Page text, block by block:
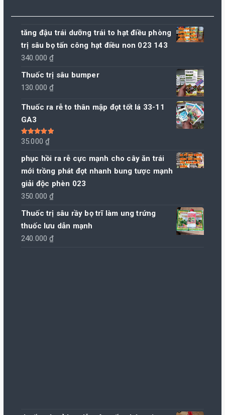
tăng đậu trái dưỡng trái to hạt điều phòng
trị sâu bọ tấn công hạt điều non 023 143
340.000₫
Thuốc trị sâu bumper
130.000₫
Thuốc ra rễ to thân mập đọt tốt lá 33-11
GA3
Được xếp
hạng 5.005
35.000₫
phục hồi ra rễ cực mạnh cho cây ăn trái
mới trồng phát đọt nhanh bung tược mạnh
giải độc phèn 023
350.000₫
Thuốc trị sâu rầy bọ trĩ làm ung trứng
thuốc lưu dẫn mạnh
240.000₫